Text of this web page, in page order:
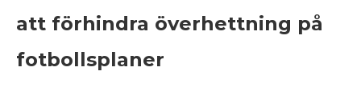
att förhindra överhettning på
fotbollsplaner